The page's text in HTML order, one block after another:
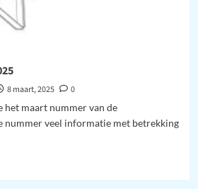
8 maart, 2025
0
het maart nummer van de
nummer veel informatie met betrekking